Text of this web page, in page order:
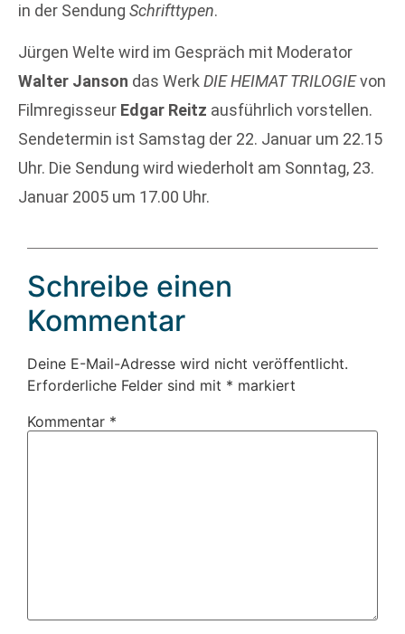
in der Sendung Schrifttypen.
Jürgen Welte wird im Gespräch mit Moderator
Walter Janson das WerkDIE HEIMAT TRILOGIEvon
Filmregisseur Edgar Reitz ausführlich vorstellen.
Sendetermin ist Samstag der 22. Januar um 22.15
Uhr. Die Sendung wird wiederholt am Sonntag, 23.
Januar 2005 um 17.00 Uhr.
Schreibe einen
Kommentar
Deine E-Mail-Adresse wird nicht veröffentlicht.
Erforderliche Felder sind mit * markiert
Kommentar *